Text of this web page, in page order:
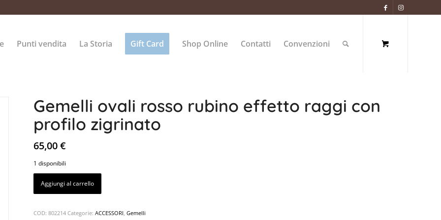
Punti vendita La Storia Gift Card Shop Online Contatti Convenzioni
Gemelli ovali rosso rubino effetto raggi con
profilo zigrinato
65,00€
1 disponibili
Aggiungi al carrello
COD:802214 Categorie:ACCESSORI,Gemelli